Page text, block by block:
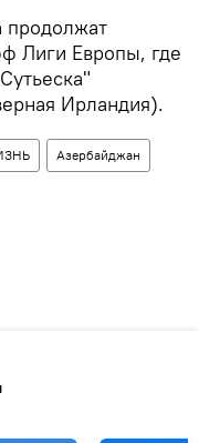
продолжат
Лиги Европы, где
Ирландия).
Азербайджан